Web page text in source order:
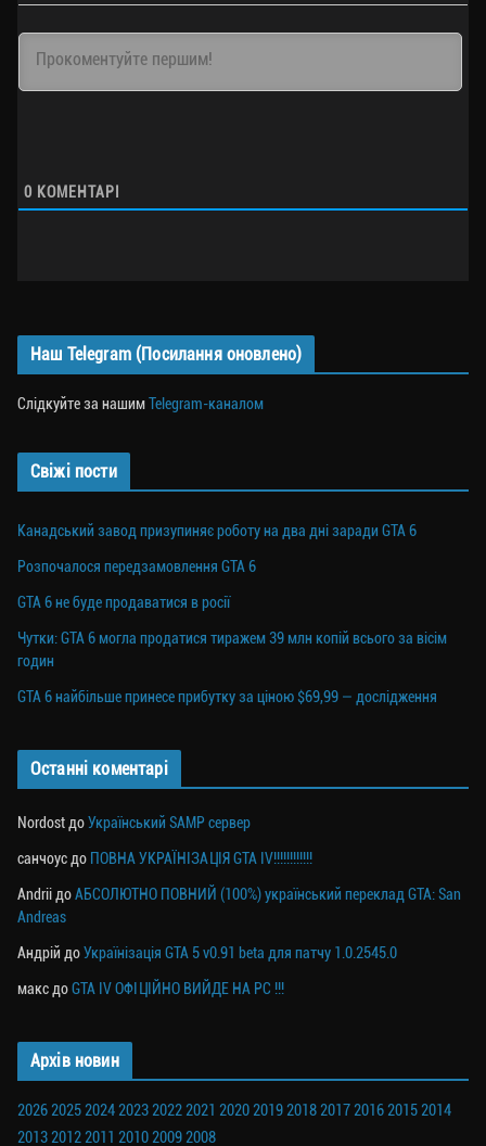
0 КОМЕНТАРІ
Наш Telegram (Посилання оновлено)
Слідкуйте за нашимTelegram-каналом
Свіжі пости
Канадський завод призупиняє роботу на два дні заради GTA 6
Розпочалося передзамовлення GTA 6
GTA 6 не буде продаватися в росії
Чутки: GTA 6 могла продатися тиражем 39 млн копій всього за вісім
годин
GTA 6 найбільше принесе прибутку за ціною $69,99 — дослідження
Останні коментарі
Nordost доУкраїнський SAMP сервер
санчоус до ПОВНА УКРАЇНІЗАЦІЯ GTA IV!!!!!!!!!!!!
Andrii доАБСОЛЮТНО ПОВНИЙ (100%) український переклад GTA: San
Andreas
Андрій доУкраїнізація GTA 5 v0.91 beta для патчу 1.0.2545.0
макс доGTA IV ОФІЦІЙНО ВИЙДЕ НА PC !!!
Архів новин
202620252024202320222021 2020201920182017201620152014
201320122011 201020092008